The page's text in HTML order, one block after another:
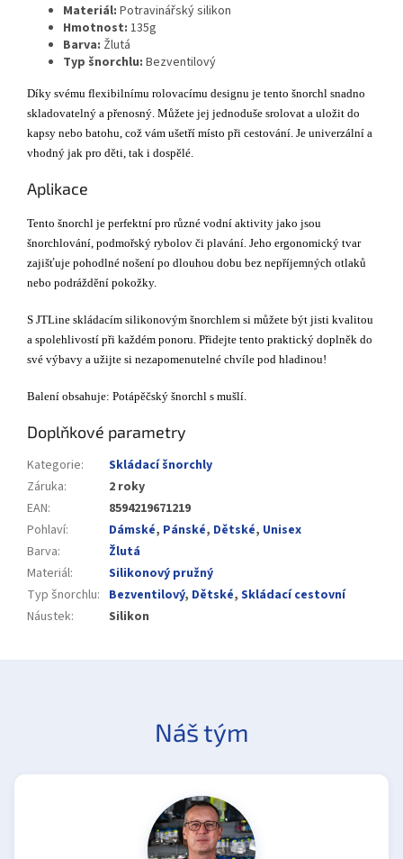
Materiál: Potravinářský silikon
Hmotnost: 135g
Barva: Žlutá
Typ šnorchlu: Bezventilový
Díky svému flexibilnímu rolovacímu designu je tento šnorchl snadno
skladovatelný a přenosný. Můžete jej jednoduše srolovat a uložit do
kapsy nebo batohu, což vám ušetří místo při cestování. Je univerzální a
vhodný jak pro děti, tak i dospělé.
Aplikace
Tento šnorchl je perfektní pro různé vodní aktivity jako jsou
šnorchlování, podmořský rybolov či plavání. Jeho ergonomický tvar
zajišťuje pohodlné nošení po dlouhou dobu bez nepříjemných otlaků
nebo podráždění pokožky.
S JTLine skládacím silikonovým šnorchlem si můžete být jisti kvalitou
a spolehlivostí při každém ponoru. Přidejte tento praktický doplněk do
své výbavy a užijte si nezapomenutelné chvíle pod hladinou!
Balení obsahuje: Potápěčský šnorchl s mušlí.
Doplňkové parametry
Kategorie:
Skládací šnorchly
Záruka:
2 roky
EAN:
8594219671219
Pohlaví: Dámské, Pánské, Dětské, Unisex
Barva:
Žlutá
Materiál:
Silikonový pružný
Typ šnorchlu: Bezventilový, Dětské, Skládací cestovní
Náustek: Silikon
Náš tým